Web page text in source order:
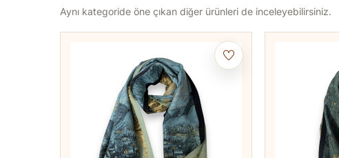
Aynı kategoride öne çıkan diğer ürünleri de inceleyebilirsiniz.